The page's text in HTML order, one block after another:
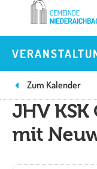
springen
Zum Kalender
JHV
mit